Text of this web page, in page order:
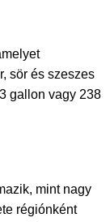
sör és szeszes
gallon vagy 238
mint nagy
régiónként